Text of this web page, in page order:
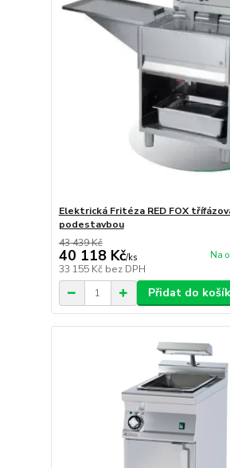
Elektrická Fritéza RED FOX
podestavbou
43 439 Kč
40 118 Kč/ks
33 155 Kč bez DPH
Na
Přidat do